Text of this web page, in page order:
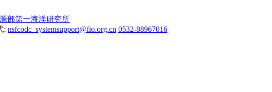
部第一海洋研究所
: nsfcodc_systemsupport@fio.org.cn 0532-88967016